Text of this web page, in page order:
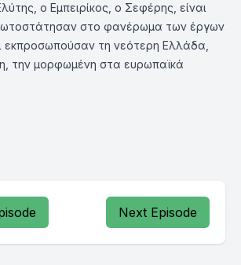
ο Εμπειρίκος, ο Σεφέρης, είναι
στο φανέρωμα των έργων
εκπροσωπούσαν τη νεότερη Ελλάδα,
την μορφωμένη στα ευρωπαϊκά
Next Episode